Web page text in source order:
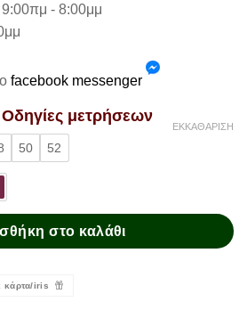
- 8:00μμ
facebook messenger
Oδηγίες μετρήσεων
50 52
ΕΚΚΑΘΆΡΙΣΗ
στο καλάθι
κάρτα/iris